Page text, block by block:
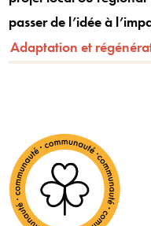
passer de l’idée à
Adaptation et